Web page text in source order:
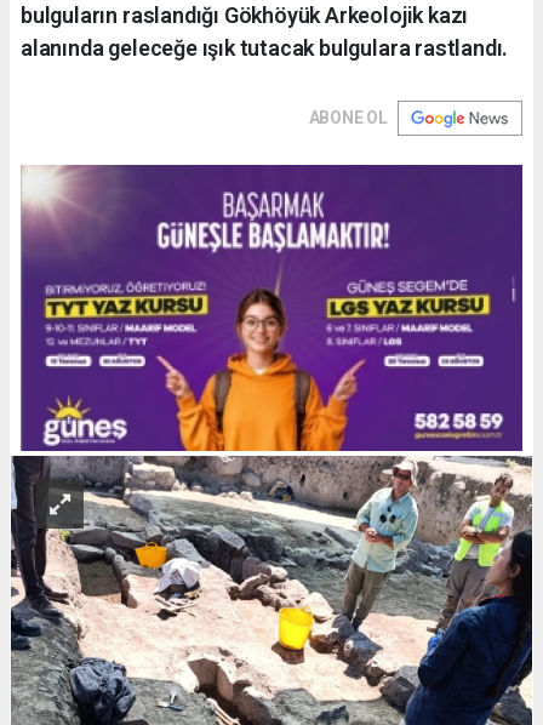
bulguların raslandığı Gökhöyük Arkeolojik kazı
alanında geleceğe ışık tutacak bulgulara rastlandı.
ABONE OL